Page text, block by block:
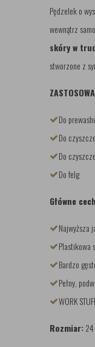
Pędzelek o
wewnątrz
skóry w
stworzone z
Do
Do
Do
Do felg
Główne
Najwyższa
Plastikowa
Bardzo
Pełny,
WORK
Rozmiar: